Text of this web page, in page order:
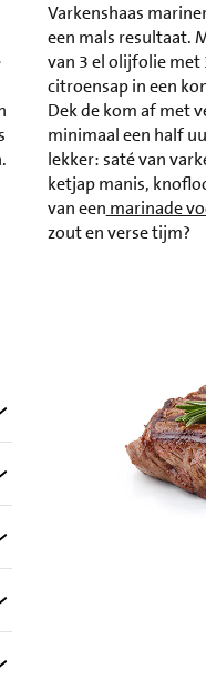
Varkenshaas
een mals resultaat.
van 3 el olijfolie met
citroensap in een
Dek de kom af met
minimaal een half
lekker: saté van
ketjap manis,
van een marinade
zout en verse tijm?